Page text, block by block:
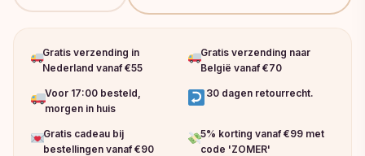
Gratis verzending in
Nederland vanaf €55
Gratis verzending naar
België vanaf €70
Voor 17:00 besteld,
morgen in huis
30 dagen retourrecht.
Gratis cadeau bij
bestellingen vanaf €90
5% korting vanaf €99 met
code 'ZOMER'